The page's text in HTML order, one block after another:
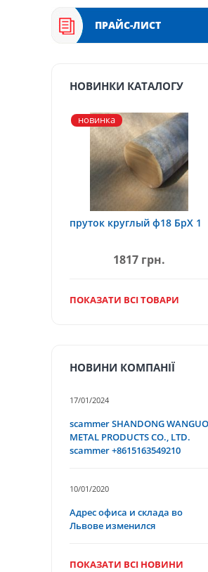
ПРАЙС-ЛИСТ
НОВИНКИ КАТАЛОГУ
новинка
пруток круглый ф18 БрХ 1
1817 грн.
ПОКАЗАТИ ВСІ ТОВАРИ
НОВИНИ КОМПАНІЇ
17/01/2024
scammer SHANDONG WANGUO
METAL PRODUCTS CO., LTD.
scammer +8615163549210
10/01/2020
Адрес офиса и склада во
Львове изменился
ПОКАЗАТИ ВСІ НОВИНИ